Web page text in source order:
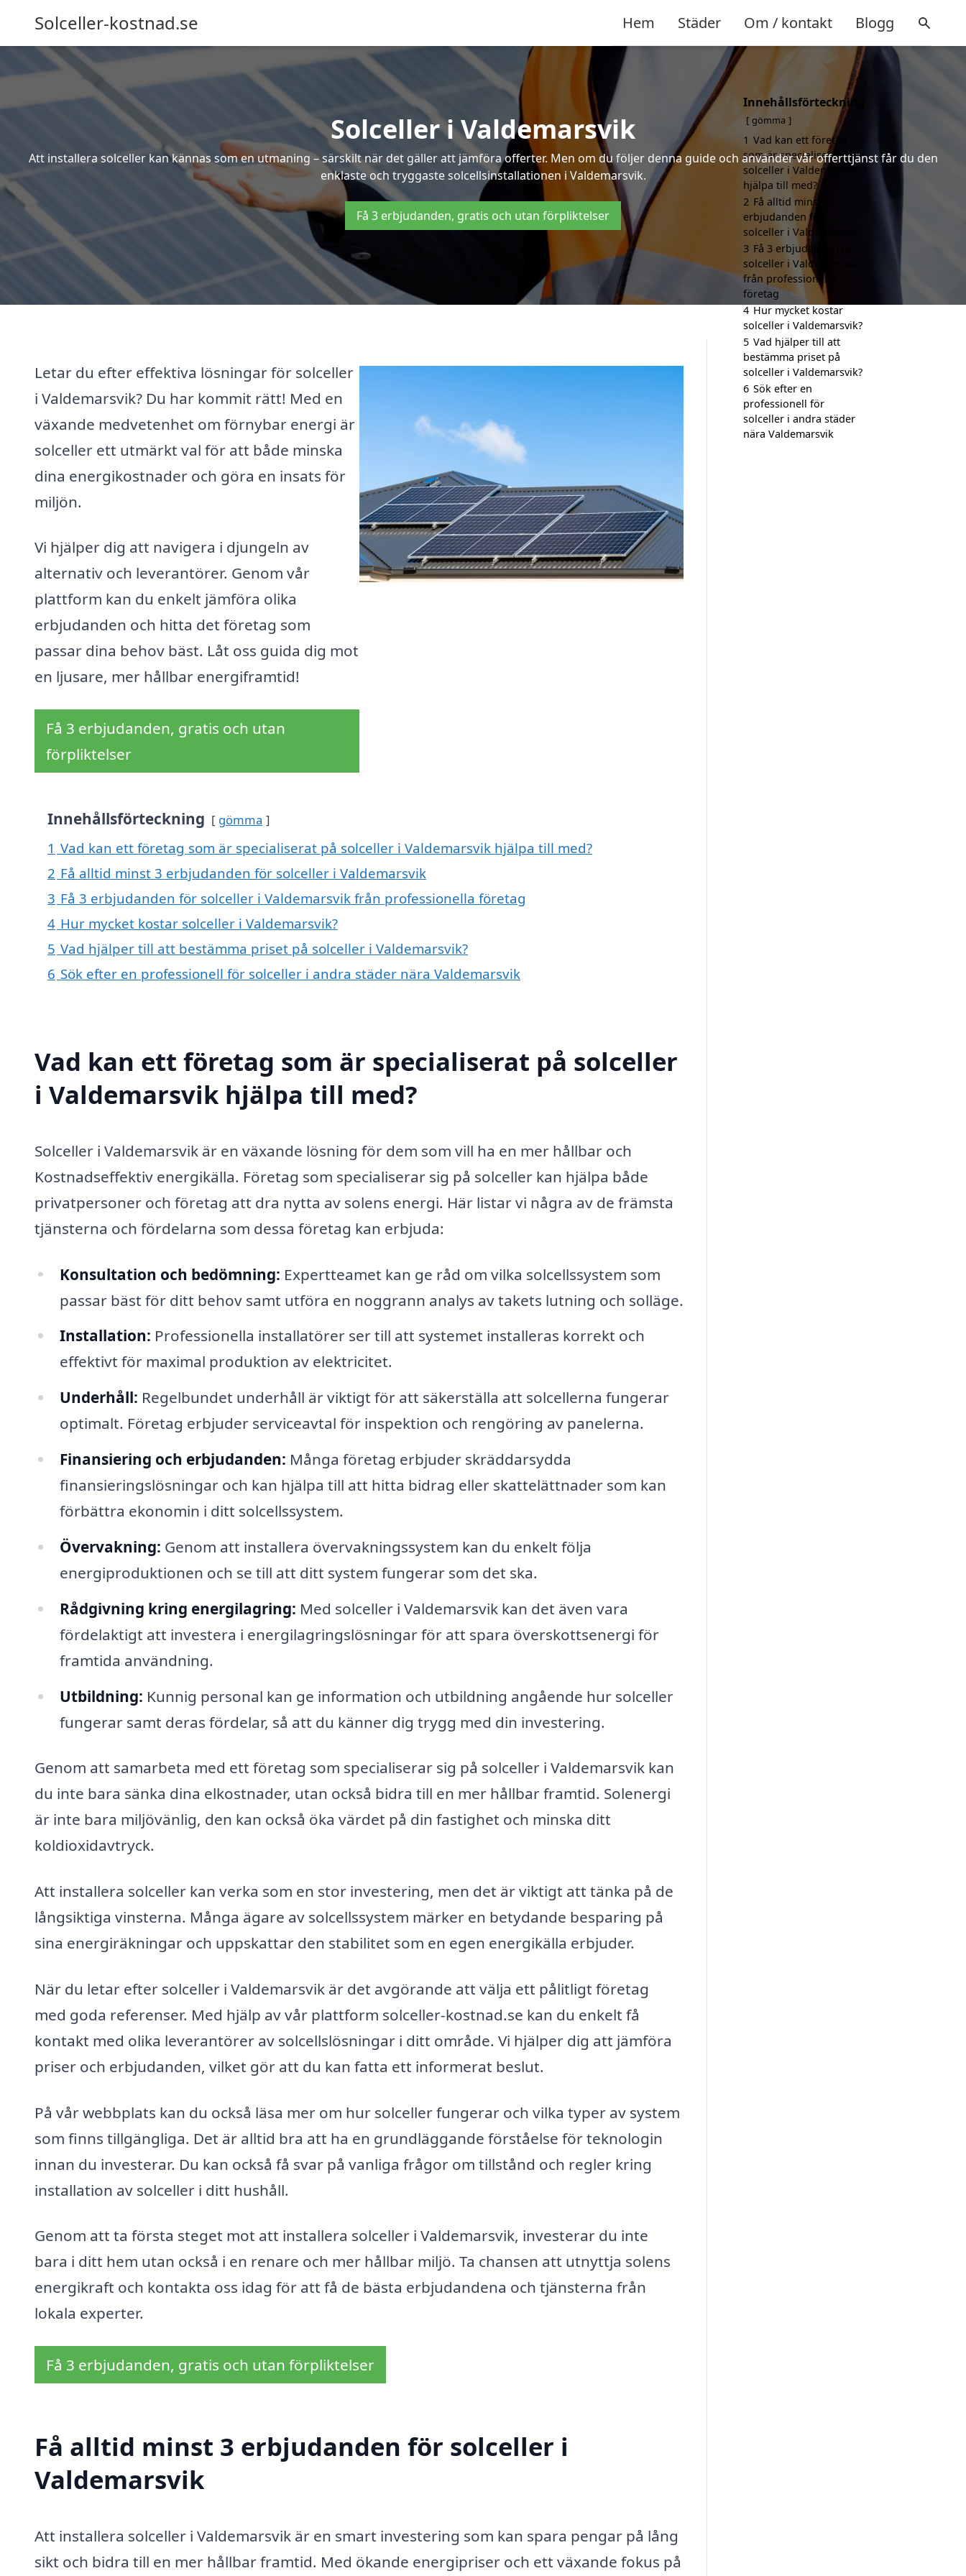
Solceller-kostnad.se Hem Städer Om / kontakt Blogg
Solceller i Valdemarsvik
Att installera solceller kan kännas som en utmaning – särskilt när det gäller att jämföra offerter. Men om du följer denna guide och använder vår offerttjänst får du den
enklaste och tryggaste solcellsinstallationen i Valdemarsvik.
Få 3 erbjudanden, gratis och utan förpliktelser
Letar du efter effektiva lösningar för solceller
i Valdemarsvik? Du har kommit rätt! Med en
växande medvetenhet om förnybar energi är
solceller ett utmärkt val för att både minska
dina energikostnader och göra en insats för
miljön.
Vi hjälper dig att navigera i djungeln av
alternativ och leverantörer. Genom vår
plattform kan du enkelt jämföra olika
erbjudanden och hitta det företag som
passar dina behov bäst. Låt oss guida dig mot
en ljusare, mer hållbar energiframtid!
Få 3 erbjudanden, gratis och utan
förpliktelser
Innehållsförteckning gömma
1 Vad kan ett företag som är specialiserat på solceller i Valdemarsvik hjälpa till med?
2 Få alltid minst 3 erbjudanden för solceller i Valdemarsvik
3 Få 3 erbjudanden för solceller i Valdemarsvik från professionella företag
4 Hur mycket kostar solceller i Valdemarsvik?
5 Vad hjälper till att bestämma priset på solceller i Valdemarsvik?
6 Sök efter en professionell för solceller i andra städer nära Valdemarsvik
Vad kan ett företag som är specialiserat på solceller
i Valdemarsvik hjälpa till med?
Solceller i Valdemarsvik är en växande lösning för dem som vill ha en mer hållbar och
Kostnadseffektiv energikälla. Företag som specialiserar sig på solceller kan hjälpa både
privatpersoner och företag att dra nytta av solens energi. Här listar vi några av de främsta
tjänsterna och fördelarna som dessa företag kan erbjuda:
Konsultation och bedömning: Expertteamet kan ge råd om vilka solcellssystem som
passar bäst för ditt behov samt utföra en noggrann analys av takets lutning och solläge.
Installation: Professionella installatörer ser till att systemet installeras korrekt och
effektivt för maximal produktion av elektricitet.
Underhåll: Regelbundet underhåll är viktigt för att säkerställa att solcellerna fungerar
optimalt. Företag erbjuder serviceavtal för inspektion och rengöring av panelerna.
Finansiering och erbjudanden: Många företag erbjuder skräddarsydda
finansieringslösningar och kan hjälpa till att hitta bidrag eller skattelättnader som kan
förbättra ekonomin i ditt solcellssystem.
Övervakning: Genom att installera övervakningssystem kan du enkelt följa
energiproduktionen och se till att ditt system fungerar som det ska.
Rådgivning kring energilagring: Med solceller i Valdemarsvik kan det även vara
fördelaktigt att investera i energilagringslösningar för att spara överskottsenergi för
framtida användning.
Utbildning: Kunnig personal kan ge information och utbildning angående hur solceller
fungerar samt deras fördelar, så att du känner dig trygg med din investering.
Genom att samarbeta med ett företag som specialiserar sig på solceller i Valdemarsvik kan
du inte bara sänka dina elkostnader, utan också bidra till en mer hållbar framtid. Solenergi
är inte bara miljövänlig, den kan också öka värdet på din fastighet och minska ditt
koldioxidavtryck.
Att installera solceller kan verka som en stor investering, men det är viktigt att tänka på de
långsiktiga vinsterna. Många ägare av solcellssystem märker en betydande besparing på
sina energiräkningar och uppskattar den stabilitet som en egen energikälla erbjuder.
När du letar efter solceller i Valdemarsvik är det avgörande att välja ett pålitligt företag
med goda referenser. Med hjälp av vår plattform solceller-kostnad.se kan du enkelt få
kontakt med olika leverantörer av solcellslösningar i ditt område. Vi hjälper dig att jämföra
priser och erbjudanden, vilket gör att du kan fatta ett informerat beslut.
På vår webbplats kan du också läsa mer om hur solceller fungerar och vilka typer av system
som finns tillgängliga. Det är alltid bra att ha en grundläggande förståelse för teknologin
innan du investerar. Du kan också få svar på vanliga frågor om tillstånd och regler kring
installation av solceller i ditt hushåll.
Genom att ta första steget mot att installera solceller i Valdemarsvik, investerar du inte
bara i ditt hem utan också i en renare och mer hållbar miljö. Ta chansen att utnyttja solens
energikraft och kontakta oss idag för att få de bästa erbjudandena och tjänsterna från
lokala experter.
Få 3 erbjudanden, gratis och utan förpliktelser
Få alltid minst 3 erbjudanden för solceller i
Valdemarsvik
Att installera solceller i Valdemarsvik är en smart investering som kan spara pengar på lång
sikt och bidra till en mer hållbar framtid. Med ökande energipriser och ett växande fokus på
Innehållsförteckning
gömma
1 Vad kan ett företag
som är specialiserat på
solceller i Valdemarsvik
hjälpa till med?
2 Få alltid minst 3
erbjudanden för
solceller i Valdemarsvik
3 Få 3 erbjudanden för
solceller i Valdemarsvik
från professionella
företag
4 Hur mycket kostar
solceller i Valdemarsvik?
5 Vad hjälper till att
bestämma priset på
solceller i Valdemarsvik?
6 Sök efter en
professionell för
solceller i andra städer
nära Valdemarsvik